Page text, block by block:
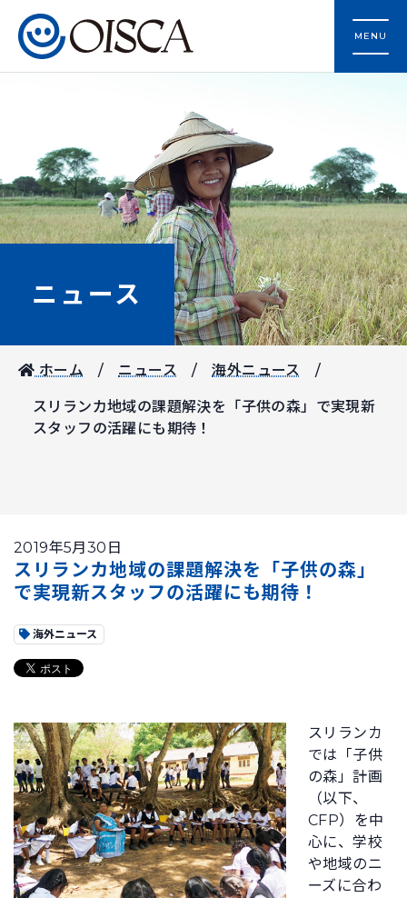
MENU
ニュース
ホーム ニュース 海外ニュース
スリランカ地域の課題解決を「子供の森」で実現新
スタッフの活躍にも期待！
2019年5月30日
スリランカ地域の課題解決を「子供の森」
で実現新スタッフの活躍にも期待！
海外ニュース
スリランカ
では「子供
の森」計画
（以下、
CFP）を中
心に、学校
や地域のニ
ーズに合わ